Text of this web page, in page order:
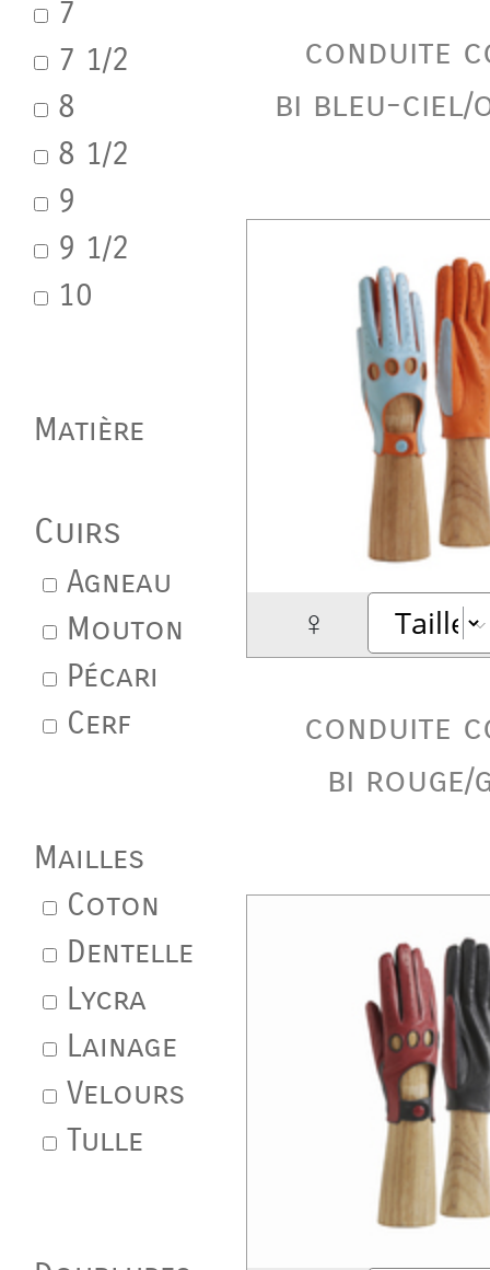
7
7 1/2
8
8 1/2
9
9 1/2
10
Matière
Cuirs
Agneau
Mouton
Pécari
Cerf
Mailles
Coton
Dentelle
Lycra
Lainage
Velours
Tulle
conduite
bi bleu-ciel/
♀
conduite
bi rouge/